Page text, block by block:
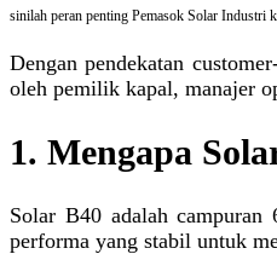
sinilah peran penting Pemasok Solar Industri
Dengan pendekatan
oleh pemilik kapal, manajer
1. Mengapa
Solar B40 adalah
performa yang stabil untuk